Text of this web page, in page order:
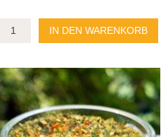
IN DEN WARENKORB